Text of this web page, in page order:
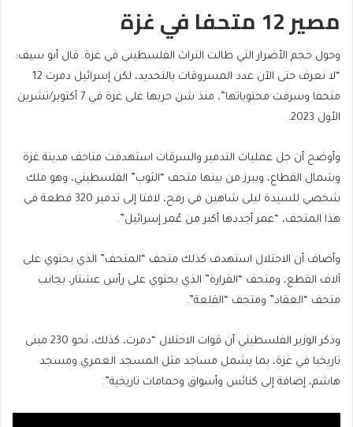
مصير 12 متحفا في غزة
وحول حجم الأضرار التي طالت التراث الفلسطيني في غزة. قال أبو سيف:
“لا نعرف حتى الآن عدد المسروقات بالتحديد، لكن إسرائيل دمرت 12
متحفا وسرقت محتوياتها”، منذ شن حربها على غزة في 7 أكتوبر/تشرين
الأول 2023.
وأوضح أن جل عمليات التدمير والسرقات استهدفت متاحف مدينة غزة
وشمال القطاع، ويبرز من بينها متحف “الثوب” الفلسطيني، وهو ملك
شخصي للسيدة ليلى شاهين في رفح، لافتا إلى تدمير 320 قطعة في
هذا المتحف، “عمر أجددها أكبر من عُمر إسرائيل”.
وأضاف أن الاحتلال استهدف كذلك متحف “المتحف” الذي يحتوي على
آلاف القطع، ومتحف “القرارة” الذي يحتوي على رأس عشتار، بجانب
متحف “العقاد” ومتحف “القلعة”.
وذكر الوزير الفلسطيني أن قوات الاحتلال “دمرت، كذلك، نحو 230 مبنى
تاريخيا في غزة، بما يشمل مساجد مثل المسجد العمري ومسجد
هاشم، إضافة إلى كنائس وأسواق وحمامات تاريخية”.